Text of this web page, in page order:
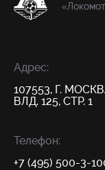
Адрес:
107553, Г.
ВЛД. 125, СТР. 1
Телефон:
+7 (495) 500-3-